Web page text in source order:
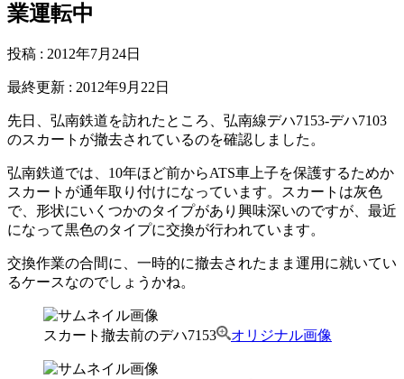
業運転中
投稿 : 2012年7月24日
最終更新 : 2012年9月22日
先日、弘南鉄道を訪れたところ、弘南線デハ7153-デハ7103
のスカートが撤去されているのを確認しました。
弘南鉄道では、10年ほど前からATS車上子を保護するためか
スカートが通年取り付けになっています。スカートは灰色
で、形状にいくつかのタイプがあり興味深いのですが、最近
になって黒色のタイプに交換が行われています。
交換作業の合間に、一時的に撤去されたまま運用に就いてい
るケースなのでしょうかね。
スカート撤去前のデハ7153 オリジナル画像